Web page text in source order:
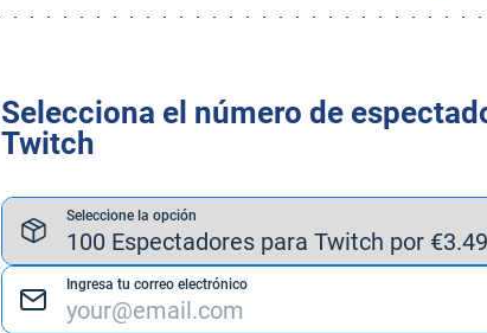
Selecciona el número de
Twitch
Seleccione la opción
Ingresa tu correo electrónico